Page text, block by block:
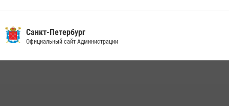
В Красногвардейском районе росгвардейцы задержали хулигана,
угрожавшего мужчине пневматическим пистолетом
Санкт-Петербург
Официальный сайт Администрации